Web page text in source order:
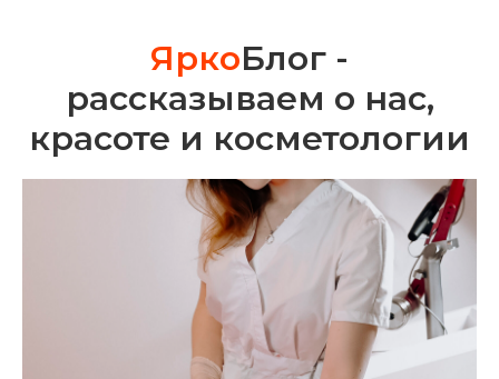
ЯркоБлог -
рассказываем о нас,
красоте и косметологии